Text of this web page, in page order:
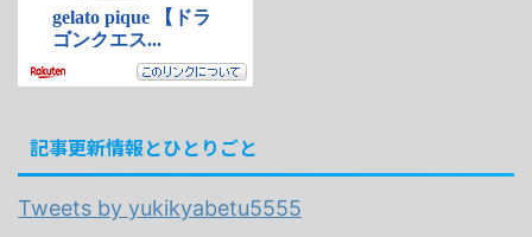
記事更新情報とひとりごと
Tweets by yukikyabetu5555